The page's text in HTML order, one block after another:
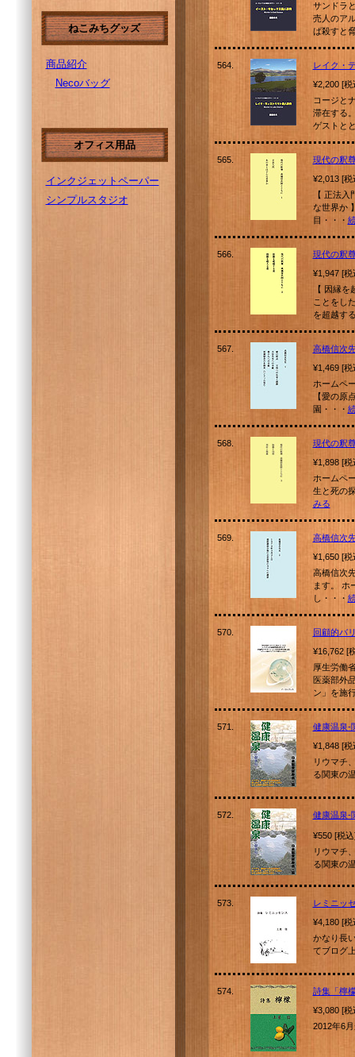
ねこみちグッズ
商品紹介
Necoバッグ
オフィス用品
インクジェットペーパー
シンプルスタジオ
サンドラ
売人のア
ば殺すと
564.
レイク・
¥2,200 [
コージと
滞在する
ゲストと
565.
現代の釈
¥2,013 [
【 正法
な世界か
目・・・
566.
現代の釈
¥1,947 [
【 因縁
ことをし
を超越す
567.
高橋信次
¥1,469 [
ホームペ
【愛の
園・・・
568.
現代の釈
¥1,898 [
ホームペ
生と死の
みる
569.
高橋信次
¥1,650 [
高橋信次
ます。 ホ
し・・・
570.
回顧的バ
¥16,762 [
厚生労働
医薬部外
ン」を施
571.
健康温泉-
¥1,848 [
リウマチ
る関東の
572. 健康温泉-
¥550 [税
リウマチ
る関東の
573.
レミニッ
¥4,180 [
かなり長
てブログ
574.
詩集「檸
¥3,080 [
2012年6